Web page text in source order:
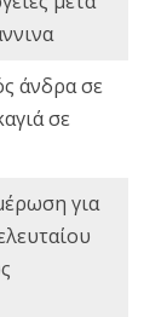
άνδρα σε
σε
για